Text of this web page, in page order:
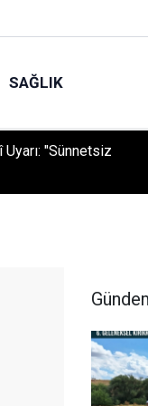
SAĞLIK
Uyarı: "Sünnetsiz